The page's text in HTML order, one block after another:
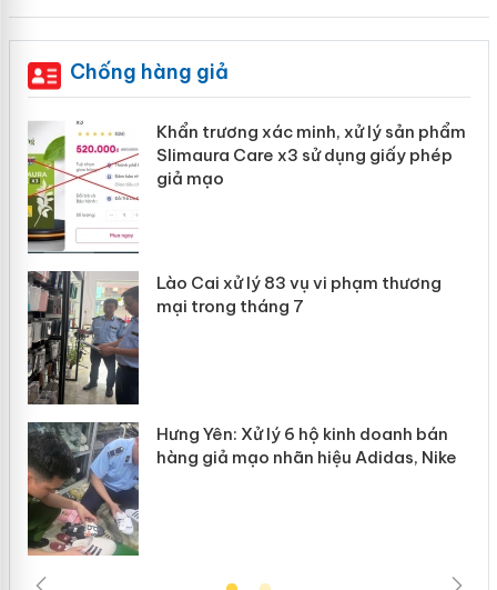
Chống hàng giả
Khẩn trương xác minh, xử lý sản phẩm
Slimaura Care x3 sử dụng giấy phép
giả mạo
Lào Cai xử lý 83 vụ vi phạm thương
mại trong tháng 7
Hưng Yên: Xử lý 6 hộ kinh doanh bán
hàng giả mạo nhãn hiệu Adidas, Nike